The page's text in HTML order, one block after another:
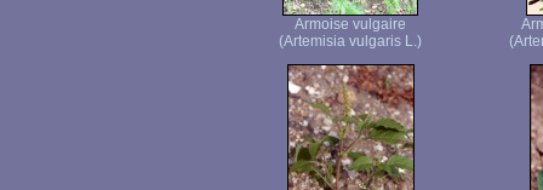
Armoise vulgaire
(Artemisia vulgaris L.)